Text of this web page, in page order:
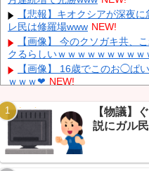
放置しダッシュで逃走中 NEW!
KDDI、楽天への回線貸し出
日産e-power、無給油で
発電や送電ロスなくEVよりエ
Powered by livedoor 相互
【悲報】キオクシアが深夜
レ民は修羅場www NEW!
【画像】 今のクソガキ共、
クるらしいｗｗｗｗｗｗｗｗｗ
【画像】 16歳でこのお◯ぱ
ｗｗｗ❤ NEW!
ｗｗｗｗｗ
NEW!
日本をダメにした総理大臣
ｗｗｗ
NEW!
【画像】 まま「なんかプー
w」 NEW!
【物議】
説にガル